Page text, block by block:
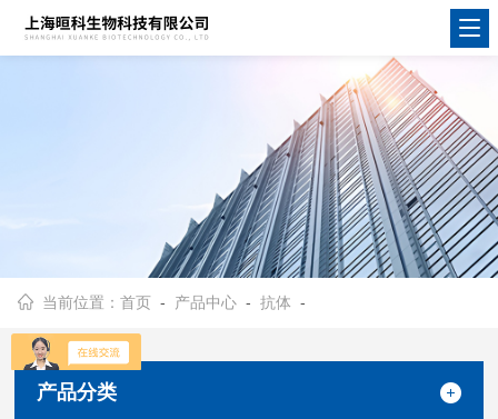
当前位置：首页 - 产品中心 -抗体 -
产品分类